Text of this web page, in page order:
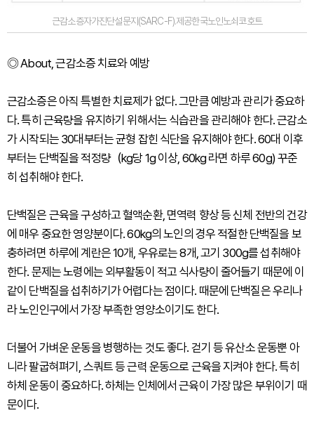
근감소증자가진단설문지(SARC-F).제공한국노인노쇠코호트
◎ About, 근감소증 치료와 예방
근감소증은 아직 특별한 치료제가 없다. 그만큼 예방과 관리가 중요하
다. 특히 근육량을 유지하기 위해서는 식습관을 관리해야 한다. 근감소
가 시작되는 30대부터는 균형 잡힌 식단을 유지해야 한다. 60대 이후
부터는 단백질을 적정량（kg당 1g 이상, 60kg 라면 하루 60g) 꾸준
히 섭취해야 한다.
단백질은 근육을 구성하고 혈액순환, 면역력 향상 등 신체 전반의 건강
에 매우 중요한 영양분이다. 60kg의 노인의 경우 적절한 단백질을 보
충하려면 하루에 계란은 10개, 우유로는 8개, 고기 300g를 섭취해야
한다. 문제는 노령에는 외부활동이 적고 식사량이 줄어들기 때문에 이
같이 단백질을 섭취하기가 어렵다는 점이다. 때문에 단백질은 우리나
라 노인인구에서 가장 부족한 영양소이기도 한다.
더불어 가벼운 운동을 병행하는 것도 좋다. 걷기 등 유산소 운동뿐 아
니라 팔굽혀펴기, 스쿼트 등 근력 운동으로 근육을 지켜야 한다. 특히
하체 운동이 중요하다. 하체는 인체에서 근육이 가장 많은 부위이기 때
문이다.